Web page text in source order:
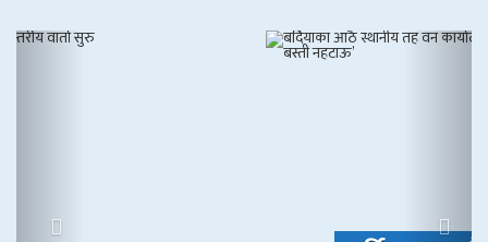
Previous Next